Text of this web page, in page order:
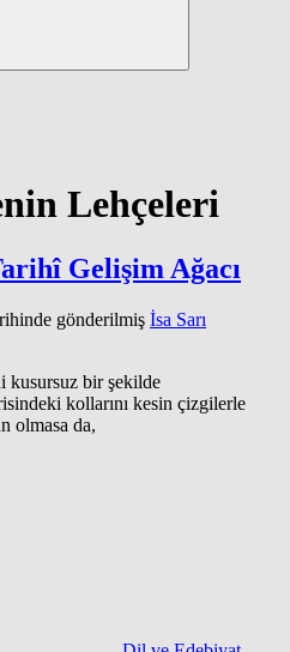
Lehçeleri
Gelişim Ağacı
gönderilmiş İsa Sarı
kusursuz bir şekilde
kollarını kesin çizgilerle
olmasa da,